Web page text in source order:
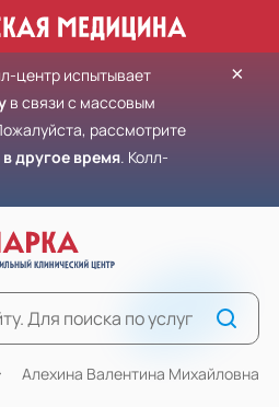
центр испытывает
в связи с массовым
рассмотрите
другое время. Колл-
×
Алехина Валентина Михайловна